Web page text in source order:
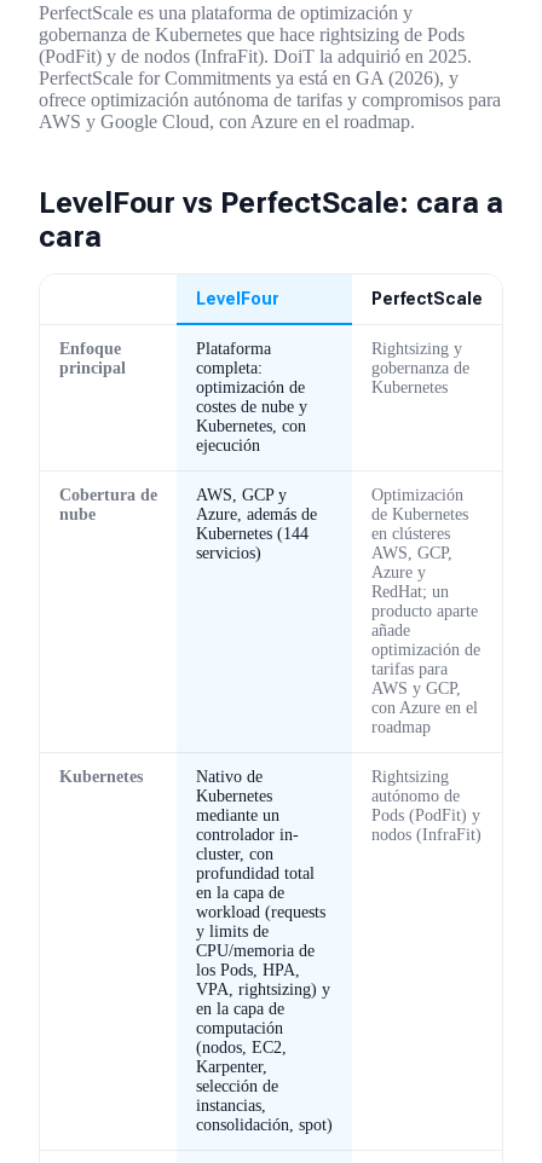
PerfectScale es una plataforma de optimización y
gobernanza de Kubernetes que hace rightsizing de Pods
(PodFit) y de nodos (InfraFit). DoiT la adquirió en 2025.
PerfectScale for Commitments ya está en GA (2026), y
ofrece optimización autónoma de tarifas y compromisos para
AWS y Google Cloud, con Azure en el roadmap.
LevelFour vs PerfectScale: cara a
cara
LevelFour PerfectScale
Enfoque
principal
Plataforma
completa:
optimización de
costes de nube y
Kubernetes, con
ejecución
Rightsizing y
gobernanza de
Kubernetes
Cobertura de
nube
AWS, GCP y
Azure, además de
Kubernetes (144
servicios)
Optimización
de Kubernetes
en clústeres
AWS, GCP,
Azure y
RedHat; un
producto aparte
añade
optimización de
tarifas para
AWS y GCP,
con Azure en el
roadmap
Kubernetes
Nativo de
Kubernetes
mediante un
controlador in-
cluster, con
profundidad total
en la capa de
workload (requests
y limits de
CPU/memoria de
los Pods, HPA,
VPA, rightsizing) y
en la capa de
computación
(nodos, EC2,
Karpenter,
selección de
instancias,
consolidación, spot)
Rightsizing
autónomo de
Pods (PodFit) y
nodos (InfraFit)